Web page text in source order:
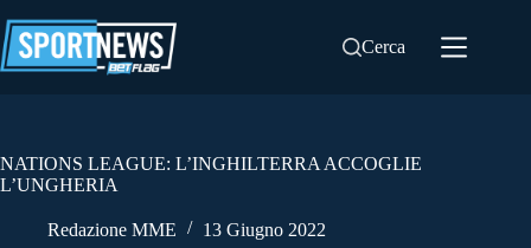
al
contenuto
Cerca
NATIONS LEAGUE: L’INGHILTERRA ACCOGLIE
L’UNGHERIA
Redazione MME 13 Giugno 2022